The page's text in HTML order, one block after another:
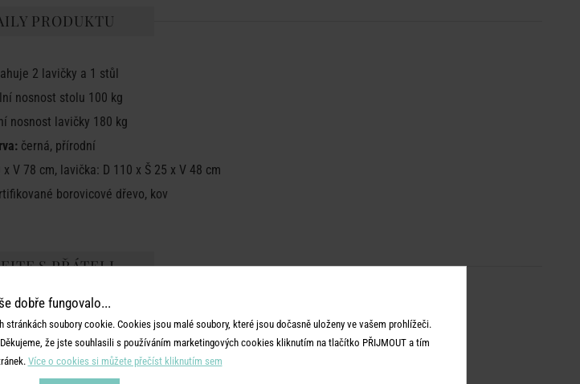
PRODUKTU
2 lavičky a 1 stůl
nosnost stolu 100 kg
nosnost lavičky 180 kg
černá, přírodní
V 78 cm, lavička: D 110 x Š 25 x V 48 cm
borovicové dřevo, kov
S PŘÁTELI
dobře fungovalo...
stránkách soubory cookie. Cookies jsou malé soubory, které jsou dočasně uloženy ve vašem prohlížeči.
že jste souhlasili s používáním marketingových cookies kliknutím na tlačítko PŘIJMOUT a tím
Více o cookies si můžete přečíst kliknutím sem